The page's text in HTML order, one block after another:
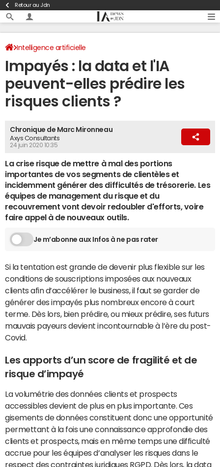
Retour au Jdn
Intelligence artificielle
Impayés : la data et l'IA
peuvent-elles prédire les
risques clients ?
Chronique de Marc Mironneau
Axys Consultants
24 juin 2020 10:35
La crise risque de mettre à mal des portions
importantes de vos segments de clientèles et
incidemment générer des difficultés de trésorerie. Les
équipes de management du risque et du
recouvrement vont devoir redoubler d'efforts, voire
faire appel à de nouveaux outils.
Je m’abonne aux Infos à ne pas rater
Si la tentation est grande de devenir plus flexible sur les
conditions de souscriptions imposées aux nouveaux
clients afin d’accélérer le business, il faut se garder de
générer des impayés plus nombreux encore à court
terme. Dès lors, bien prédire, ou mieux prédire, ses futurs
mauvais payeurs devient incontournable à l’ère du post-
Covid.
Les apports d’un score de fragilité et de
risque d’impayé
La volumétrie des données clients et prospects
accessibles devient de plus en plus importante. Ces
gisements de données constituent donc une opportunité
permettant à la fois une connaissance approfondie des
clients et prospects, mais en même temps une difficulté
accrue pour les équipes d’analyser les risques dans le
respect des contraintes juridiques RGPD. Dès lors, ladata